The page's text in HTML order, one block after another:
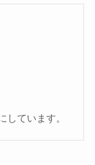
しています。